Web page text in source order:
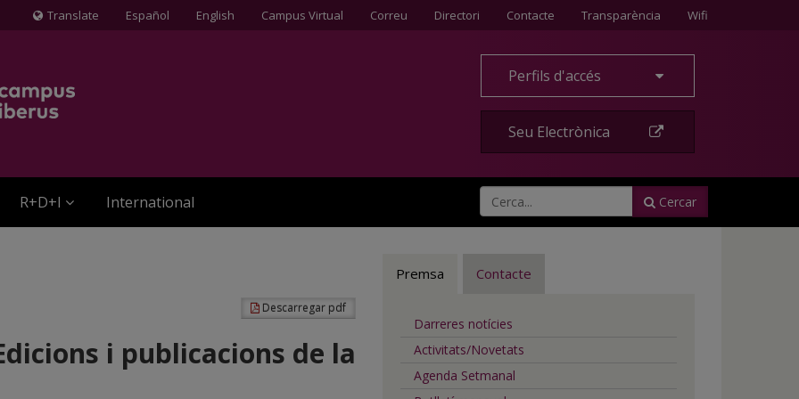
Icona
Translate Español English Campus Virtual Correu Directori Contacte
Contacte Transparència Wifi
Perfils d'accés
Seu Electrònica
R+D+I International Cercar
Descarregar pdf
i publicacions de la
Premsa Contacte
Darreres notícies
Activitats/Novetats
Agenda Setmanal